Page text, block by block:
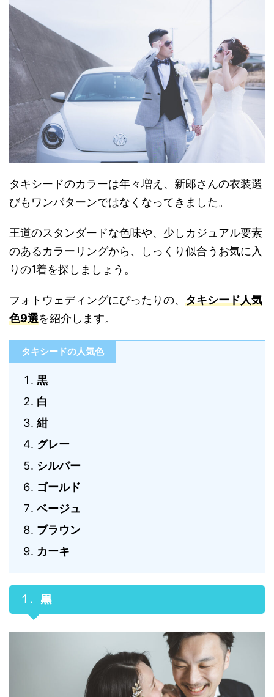
タキシードのカラーは年々増え、新郎さんの衣装選
びもワンパターンではなくなってきました。
王道のスタンダードな色味や、少しカジュアル要素
のあるカラーリングから、しっくり似合うお気に入
りの1着を探しましょう。
フォトウェディングにぴったりの、 タキシード人気
色9選を紹介します。
タキシードの人気色
黒
白
紺
グレー
シルバー
ゴールド
ベージュ
ブラウン
カーキ
1．黒